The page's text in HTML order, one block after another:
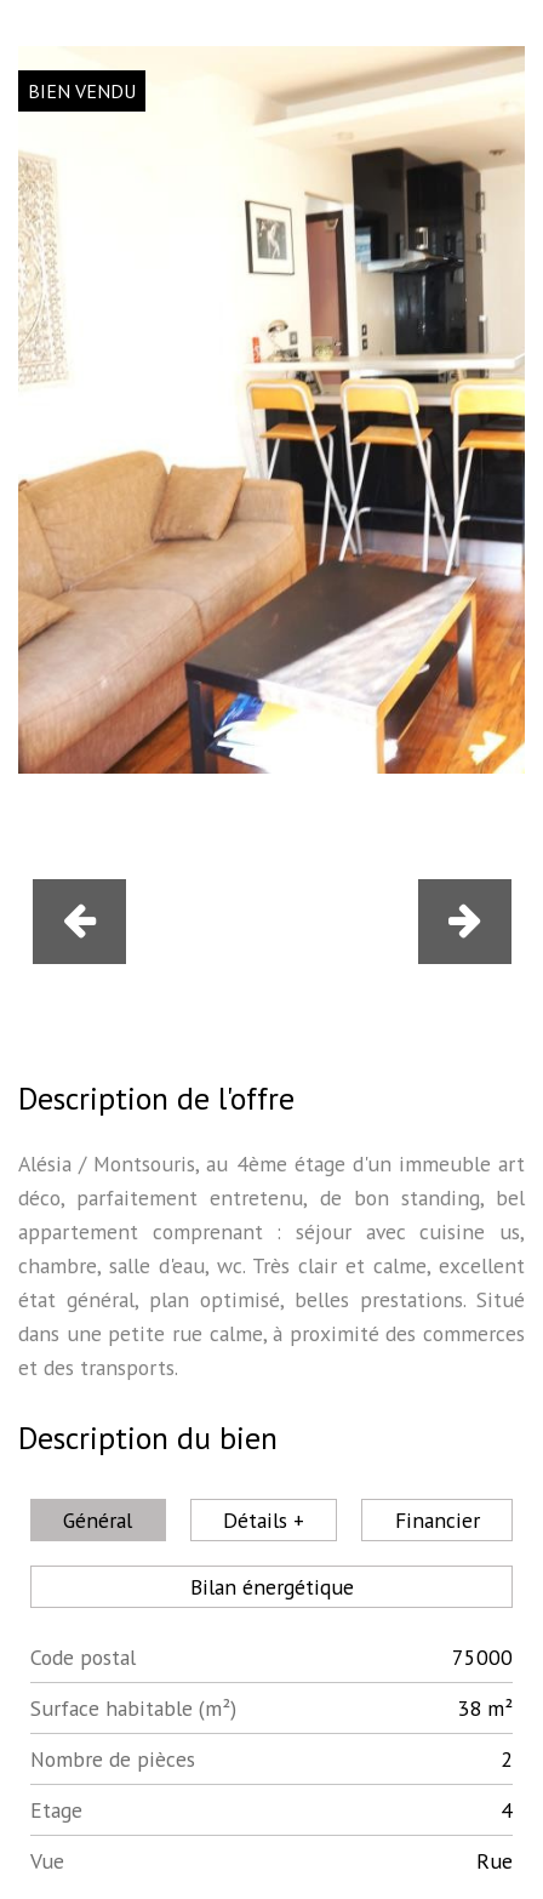
BIEN VENDU
Description de l'offre
Alésia / Montsouris, au 4ème étage d'un immeuble art
déco, parfaitement entretenu, de bon standing, bel
appartement comprenant : séjour avec cuisine us,
chambre, salle d'eau, wc. Très clair et calme, excellent
état général, plan optimisé, belles prestations. Situé
dans une petite rue calme, à proximité des commerces
et des transports.
Description du bien
Général Détails + Financier
Bilan énergétique
Label
Code postal
75000
Surface habitable (m²)
38 m²
Nombre de pièces
2
Etage
4
Vue
rue